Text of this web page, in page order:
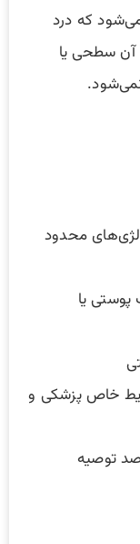
که درد
آن سطحی یا
محدود
یا
خاص پزشکی و
توصیه